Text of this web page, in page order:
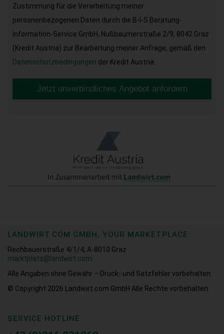
Zustimmung für die Verarbeitung meiner
personenbezogenen Daten durch die B-I-S Beratung-
Information-Service GmbH, Nußbaumerstraße 2/9, 8042 Graz
(Kredit Austria) zur Bearbeitung meiner Anfrage, gemäß den
Datenschutzbedingungen der Kredit Austria.
Jetzt unverbindliches Angebot anfordern
LANDWIRT.COM GMBH, YOUR MARKETPLACE
Rechbauerstraße 4/1/4, A-8010 Graz
marktplatz@landwirt.com
Alle Angaben ohne Gewähr – Druck- und Satzfehler vorbehalten.
© Copyright 2026
Landwirt.com GmbH Alle Rechte vorbehalten.
SERVICE HOTLINE